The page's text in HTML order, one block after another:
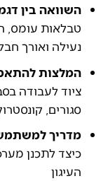
השוואה בין
טבלאות עומס,
נעילה ואורך
המלצות
ציוד לעבודה
סגורים,
מדריך
כיצד לתכנן
העיגון